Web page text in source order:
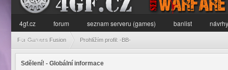
4gf.cz forum seznam serveru (games) banlist
informace
For Gamers Fusion Prohlížím profil: -BB-
Sdělení! - Globální informace